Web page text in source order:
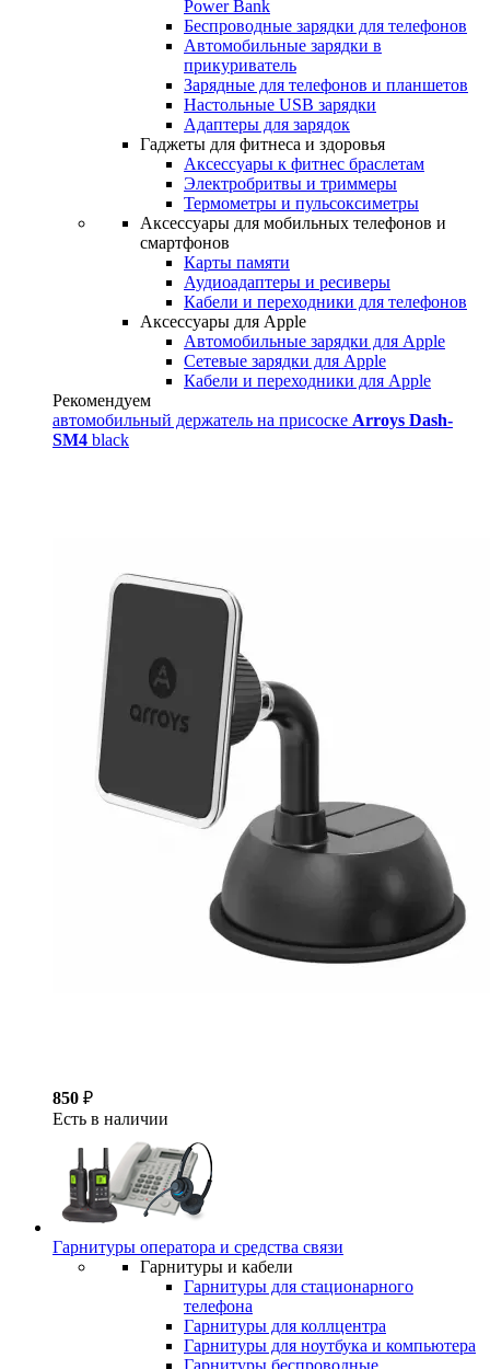
Power Bank
Беспроводные зарядки для телефонов
Автомобильные зарядки в
прикуриватель
Зарядные для телефонов и планшетов
Настольные USB зарядки
Адаптеры для зарядок
Гаджеты для фитнеса и здоровья
Аксессуары к фитнес браслетам
Электробритвы и триммеры
Термометры и пульсоксиметры
Аксессуары для мобильных телефонов и
смартфонов
Карты памяти
Аудиоадаптеры и ресиверы
Кабели и переходники для телефонов
Аксессуары для Apple
Автомобильные зарядки для Apple
Сетевые зарядки для Apple
Кабели и переходники для Apple
Рекомендуем
автомобильный держатель на присоске Arroys Dash-
SM4 black
850 ₽
Есть в наличии
Гарнитуры оператора и средства связи
Гарнитуры и кабели
Гарнитуры для стационарного
телефона
Гарнитуры для коллцентра
Гарнитуры для ноутбука и компьютера